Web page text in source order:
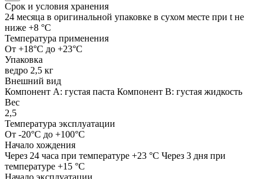
Срок и условия хранения
24 месяца в оригинальной упаковке в сухом месте при t не
ниже +8 °C
Температура применения
От +18°C до +23°C
Упаковка
ведро 2,5 кг
Внешний вид
Компонент А: густая паста Компонент В: густая жидкость
Вес
2,5
Температура эксплуатации
От -20°C до +100°C
Начало хождения
Через 24 часа при температуре +23 °C Через 3 дня при
температуре +15 °C
Начало эксплуатации